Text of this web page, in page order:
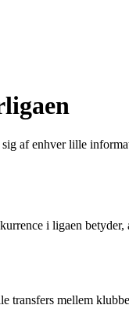
af enhver lille
i ligaen
mellem